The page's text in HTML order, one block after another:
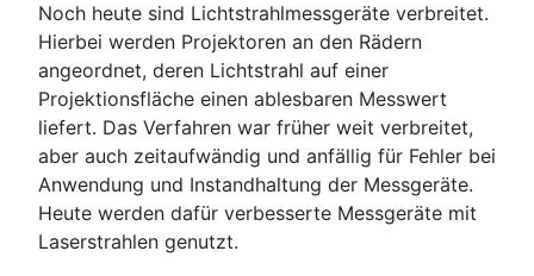
Noch heute sind Lichtstrahlmessgeräte verbreitet.
Hierbei werden Projektoren an den Rädern
angeordnet, deren Lichtstrahl auf einer
Projektionsfläche einen ablesbaren Messwert
liefert. Das Verfahren war früher weit verbreitet,
aber auch zeitaufwändig und anfällig für Fehler bei
Anwendung und Instandhaltung der Messgeräte.
Heute werden dafür verbesserte Messgeräte mit
Laserstrahlen genutzt.